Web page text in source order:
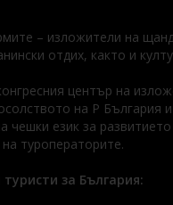
– изложители на
отдих, както и
център на
на Р България
чешки език за
туроператорите.
за България: